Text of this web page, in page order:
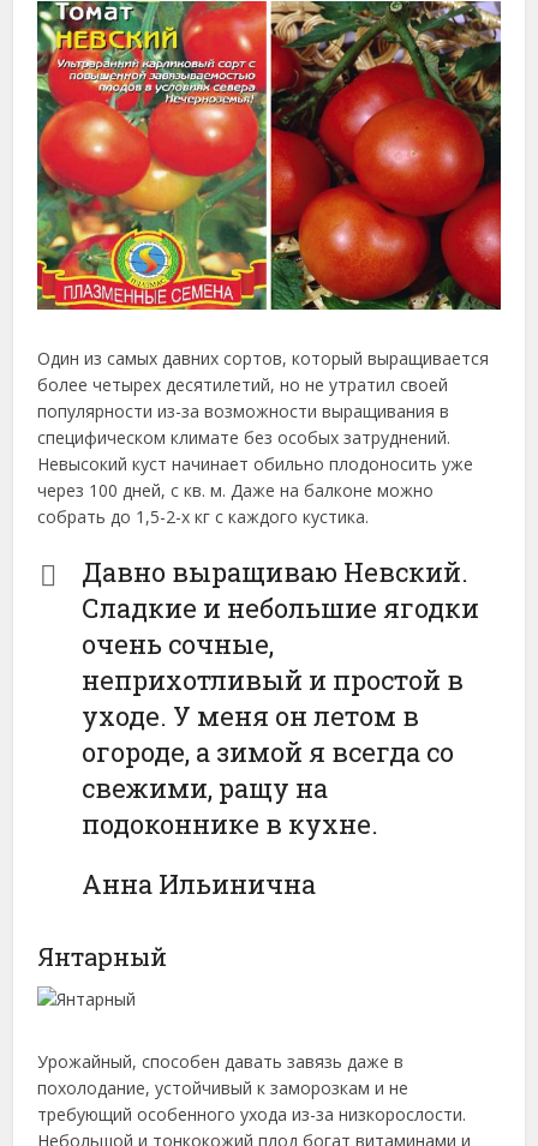
Один из самых давних сортов, который выращивается
более четырех десятилетий, но не утратил своей
популярности из-за возможности выращивания в
специфическом климате без особых затруднений.
Невысокий куст начинает обильно плодоносить уже
через 100 дней, с кв. м. Даже на балконе можно
собрать до 1,5-2-х кг с каждого кустика.
Давно выращиваю Невский.
Сладкие и небольшие ягодки
очень сочные,
неприхотливый и простой в
уходе. У меня он летом в
огороде, а зимой я всегда со
свежими, ращу на
подоконнике в кухне.
Анна Ильинична
Янтарный
Урожайный, способен давать завязь даже в
похолодание, устойчивый к заморозкам и не
требующий особенного ухода из-за низкорослости.
Небольшой и тонкокожий плод богат витаминами и